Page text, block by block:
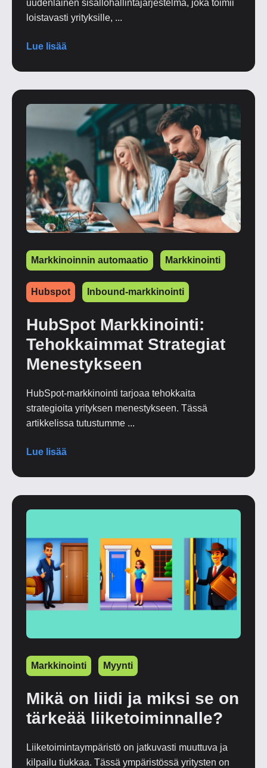
uudenlainen sisällöhallintajärjestelmä, joka toimii
loistavasti yrityksille, ...
Lue lisää
Markkinoinnin automaatio Markkinointi
Hubspot Inbound-markkinointi
HubSpot Markkinointi:
Tehokkaimmat Strategiat
Menestykseen
HubSpot-markkinointi tarjoaa tehokkaita
strategioita yrityksen menestykseen. Tässä
artikkelissa tutustumme ...
Lue lisää
Markkinointi Myynti
Mikä on liidi ja miksi se on
tärkeää liiketoiminnalle?
Liiketoimintaympäristö on jatkuvasti muuttuva ja
kilpailu tiukkaa. Tässä ympäristössä yritysten on